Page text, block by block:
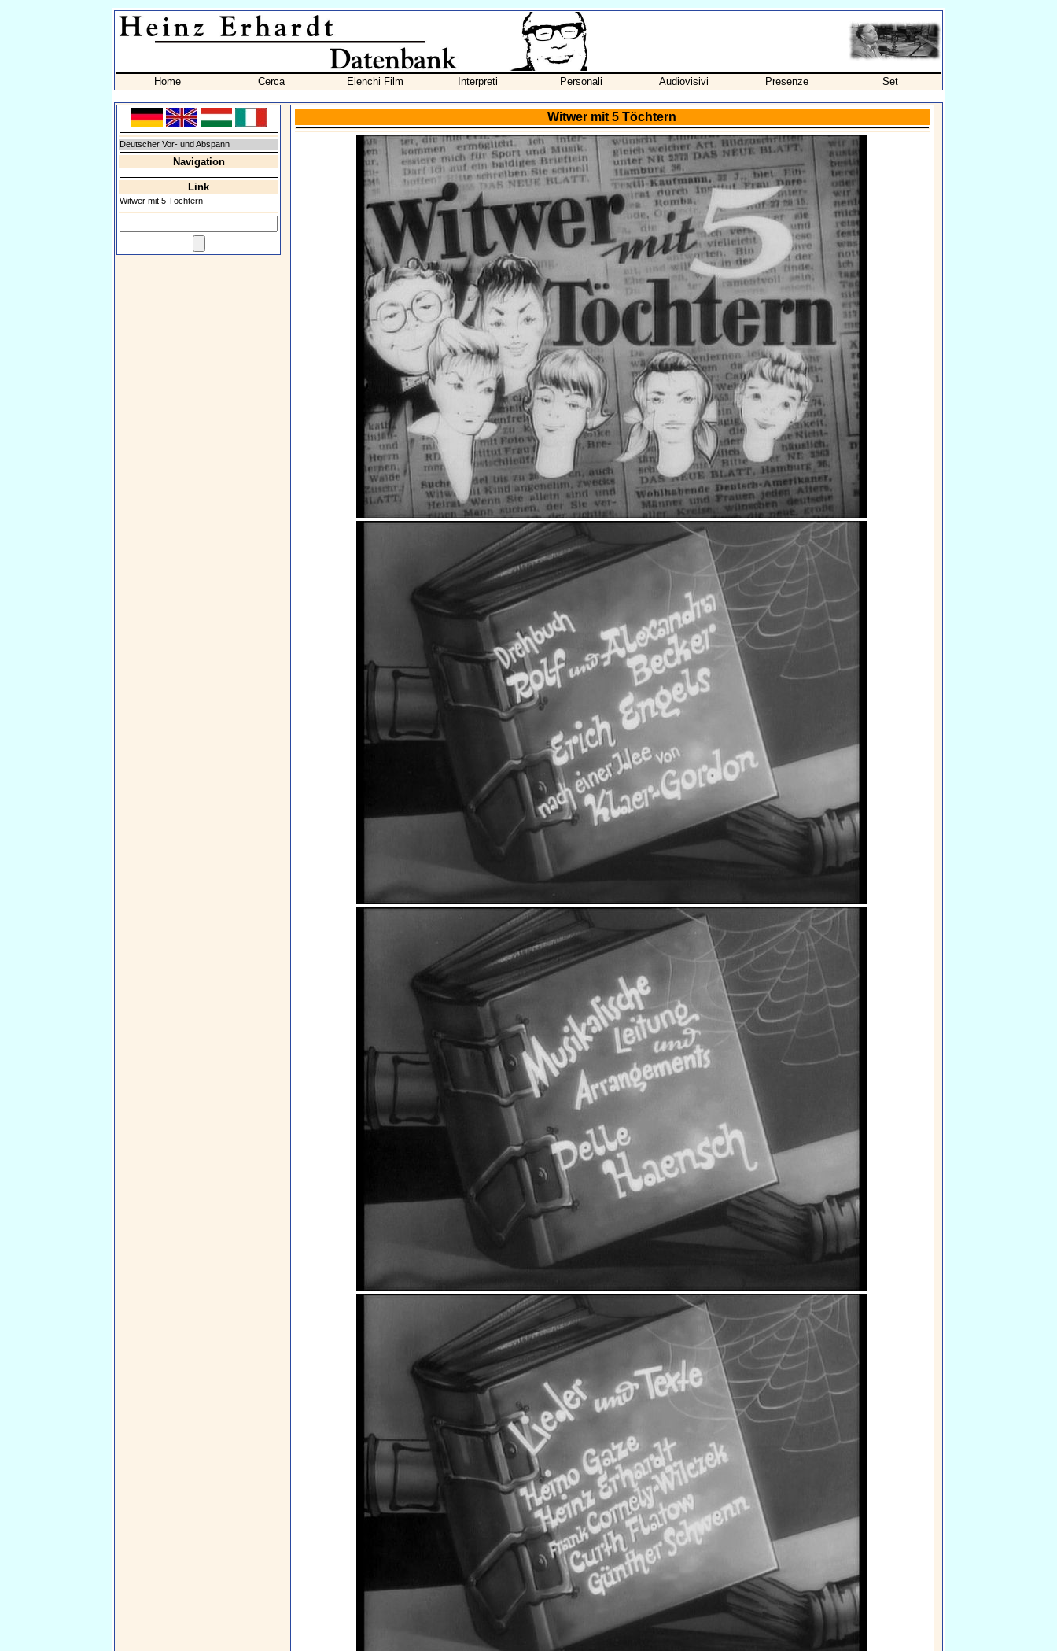
Home Cerca Elenchi Film Interpreti Personali Audiovisivi Presenze Set
Deutscher Vor- und Abspann
Navigation
Link
Witwer mit 5 Töchtern
Witwer mit 5 Töchtern